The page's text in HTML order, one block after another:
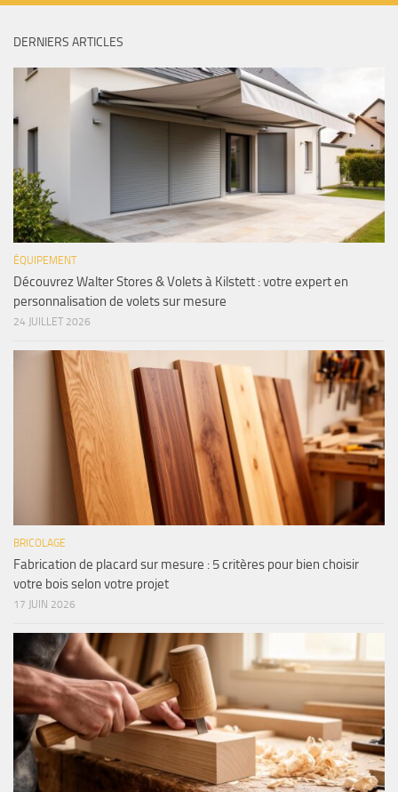
DERNIERS ARTICLES
ÉQUIPEMENT
Découvrez Walter Stores & Volets à Kilstett : votre expert en
personnalisation de volets sur mesure
24 JUILLET 2026
BRICOLAGE
Fabrication de placard sur mesure : 5 critères pour bien choisir
votre bois selon votre projet
17 JUIN 2026